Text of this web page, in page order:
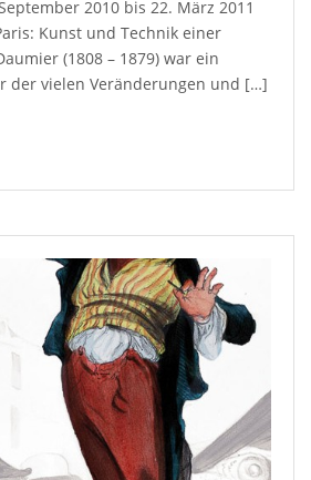
2010 bis 22. März 2011
Kunst und Technik einer
(1808 – 1879) war ein
der vielen Veränderungen und […]